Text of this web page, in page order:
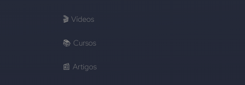
🎬 Vídeos
📚 Cursos
📰 Artigos